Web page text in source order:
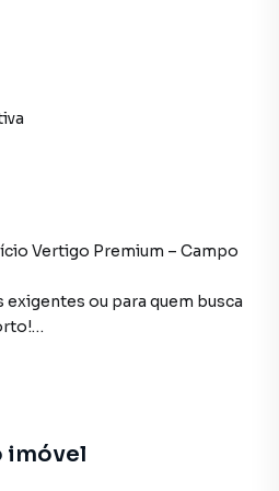
Vertigo Premium – Campo
ou para quem busca
studio mobiliado de alto
uma das regiões mais
imóvel